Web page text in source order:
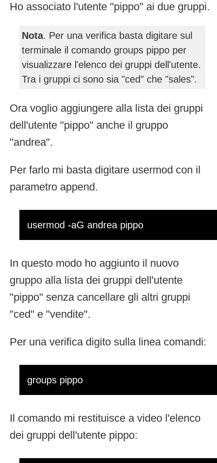
Ho associato l'utente "pippo" ai due gruppi.
Nota. Per una verifica basta digitare sul
terminale il comando groups pippo per
visualizzare l'elenco dei gruppi dell'utente.
Tra i gruppi ci sono sia "ced" che "sales".
Ora voglio aggiungere alla lista dei gruppi
dell'utente "pippo" anche il gruppo
"andrea".
Per farlo mi basta digitare usermod con il
parametro append.
usermod -aG andrea pippo
In questo modo ho aggiunto il nuovo
gruppo alla lista dei gruppi dell'utente
"pippo" senza cancellare gli altri gruppi
"ced" e "vendite".
Per una verifica digito sulla linea comandi:
groups pippo
Il comando mi restituisce a video l'elenco
dei gruppi dell'utente pippo: